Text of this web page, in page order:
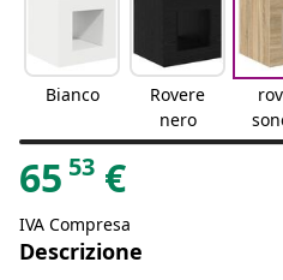
Bianco
Rovere
nero
65 53 €
IVA Compresa
Descrizione